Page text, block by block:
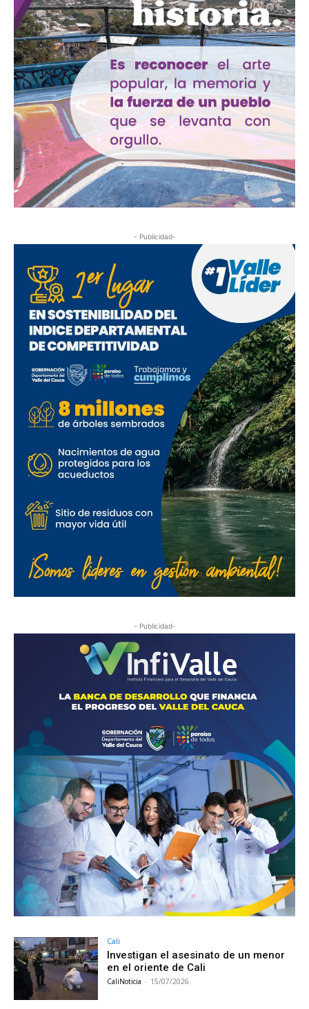
- Publicidad-
- Publicidad-
Cali
Investigan el asesinato de un menor
en el oriente de Cali
CaliNoticia - 15/07/2026